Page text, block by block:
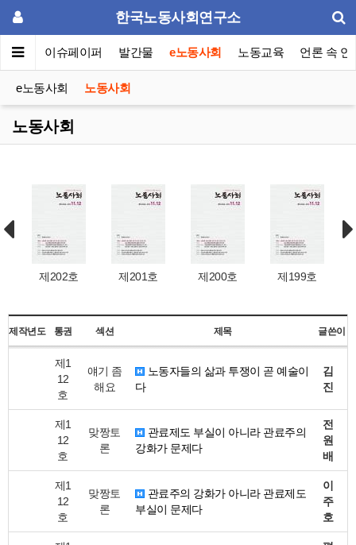
한국노동사회연구소
포럼 이슈페이퍼 발간물 e노동사회 노동교육 언론 속 연
e노동사회 노동사회
노동사회
제202호 제201호 제200호 제199호
제작년도 통권 섹션 제목 글쓴이
제1
12
호
얘기 좀
해요
노동자들의 삶과 투쟁이 곧 예술이
다
김
진
제1
12
호
맞짱토
론
관료제도 부실이 아니라 관료주의
강화가 문제다
전
원
배
제1
12
호
맞짱토
론
관료주의 강화가 아니라 관료제도
부실이 문제다
이
주
호